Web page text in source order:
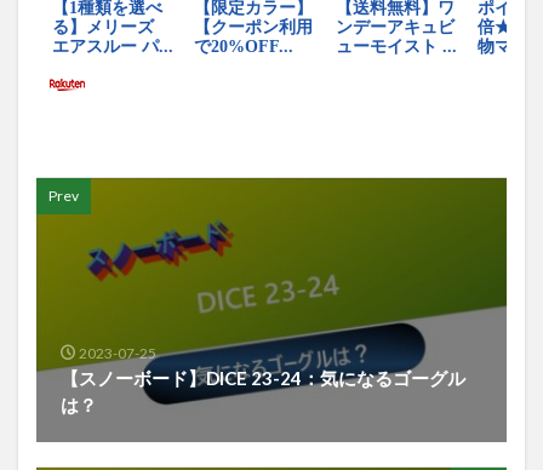
Prev
2023-07-25
【スノーボード】DICE 23-24：気になるゴーグル
は？